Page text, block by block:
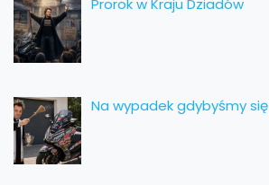
Na wypadek gdybyśmy